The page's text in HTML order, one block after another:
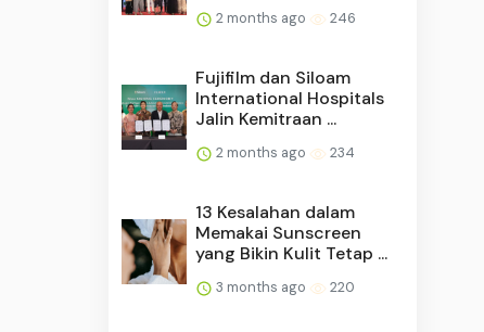
2 months ago 246
Fujifilm dan Siloam
International Hospitals
Jalin Kemitraan ...
2 months ago 234
13 Kesalahan dalam
Memakai Sunscreen
yang Bikin Kulit Tetap ...
3 months ago 220